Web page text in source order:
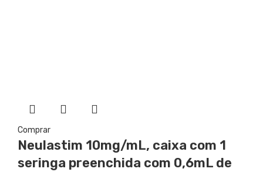
Comprar
Neulastim 10mg/mL, caixa com 1
seringa preenchida com 0,6mL de